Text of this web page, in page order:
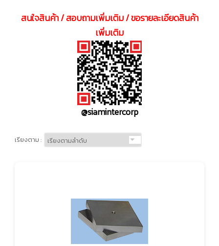
สนใจสินค้า / สอบถามเพิ่มเติม / ขอรายละเอียดสินค้า
เพิ่มเติม
@siamintercorp
เรียงตาม :